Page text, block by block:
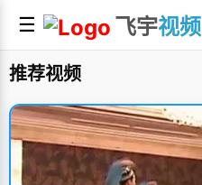
☰ 飞宇视频
推荐视频